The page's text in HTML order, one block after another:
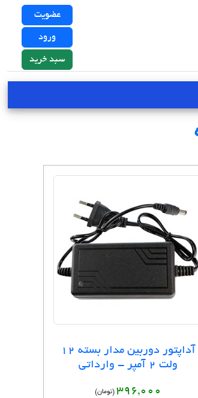
عضویت
ورود
سبد خرید
آداپتور دوربین مدار بسته 12
ولت 2 آمپر - وارداتی
396,000 (تومان)